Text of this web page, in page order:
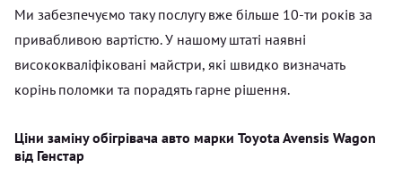
Ми забезпечуємо таку послугу вже більше 10-ти років за
привабливою вартістю. У нашому штаті наявні
висококваліфіковані майстри, які швидко визначать
корінь поломки та порадять гарне рішення.
Ціни заміну обігрівача авто марки Toyota Avensis Wagon
від Генстар